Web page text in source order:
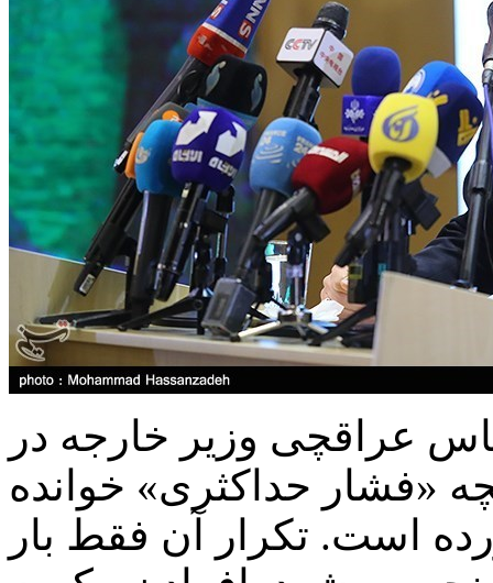
عراقچی وزیر خارجه در
«فشار حداکثری» خوانده
است. تکرار آن فقط بار